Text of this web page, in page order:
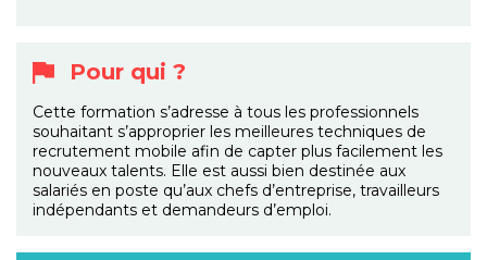
Pour qui ?
Cette formation s’adresse à tous les professionnels
souhaitant s’approprier les meilleures techniques de
recrutement mobile afin de capter plus facilement les
nouveaux talents. Elle est aussi bien destinée aux
salariés en poste qu’aux chefs d’entreprise, travailleurs
indépendants et demandeurs d’emploi.